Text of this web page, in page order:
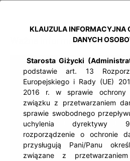
Ważne informacje
KLAUZULA INFORMACYJNA
DANYCH
Starosta Giżycki
podstawie art. 13
Europejskiego i Rady (UE)
2016 r. w sprawie
związku z przetwarzaniem
sprawie swobodnego
uchylenia dyrektywy
rozporządzenie o ochronie
przysługują Pani/Panu
związane z